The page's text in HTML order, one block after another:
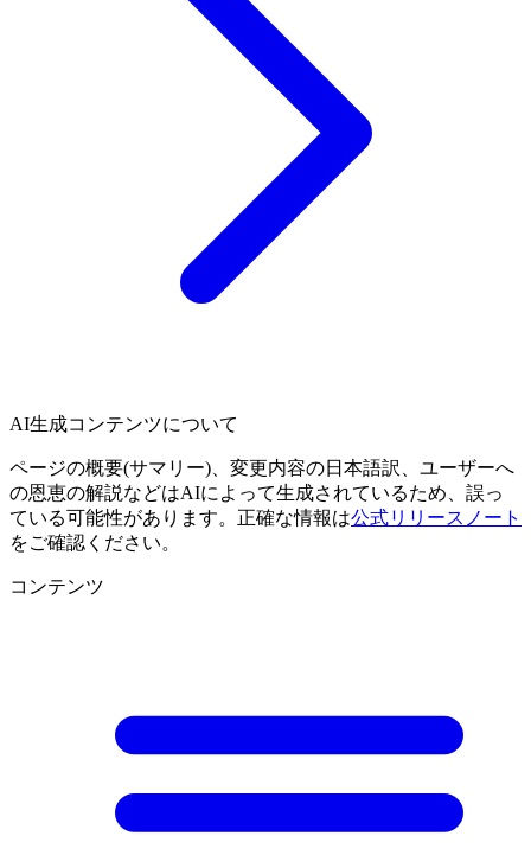
AI生成コンテンツについて
ページの概要(サマリー)、変更内容の日本語訳、ユーザーへ
の恩恵の解説などはAIによって生成されているため、誤っ
ている可能性があります。正確な情報は公式リリースノート
をご確認ください。
コンテンツ